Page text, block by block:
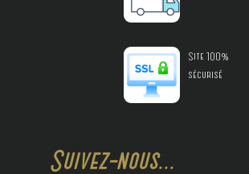
Site 100%
sécurisé
Suivez-nous...